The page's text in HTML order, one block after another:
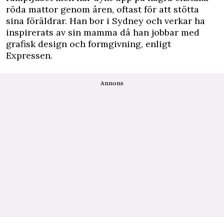
röda mattor genom åren, oftast för att stötta
sina föräldrar. Han bor i Sydney och verkar ha
inspirerats av sin mamma då han jobbar med
grafisk design och formgivning, enligt
Expressen.
Annons